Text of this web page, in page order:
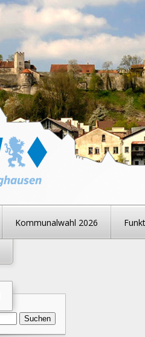
Kommunalwahl 2026